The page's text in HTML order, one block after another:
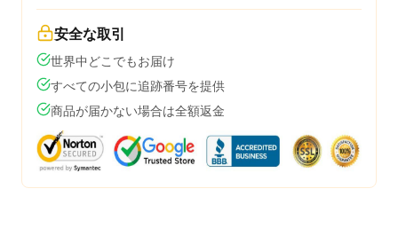
安全な取引
世界中どこでもお届け
すべての小包に追跡番号を提供
商品が届かない場合は全額返金